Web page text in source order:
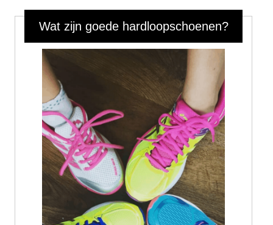
Wat zijn goede hardloopschoenen?